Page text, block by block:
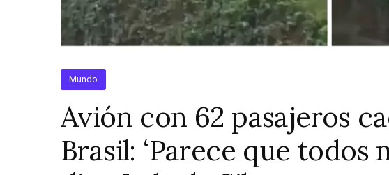
Mundo
Avión con 62 pasajeros
Brasil: ‘Parece que todos